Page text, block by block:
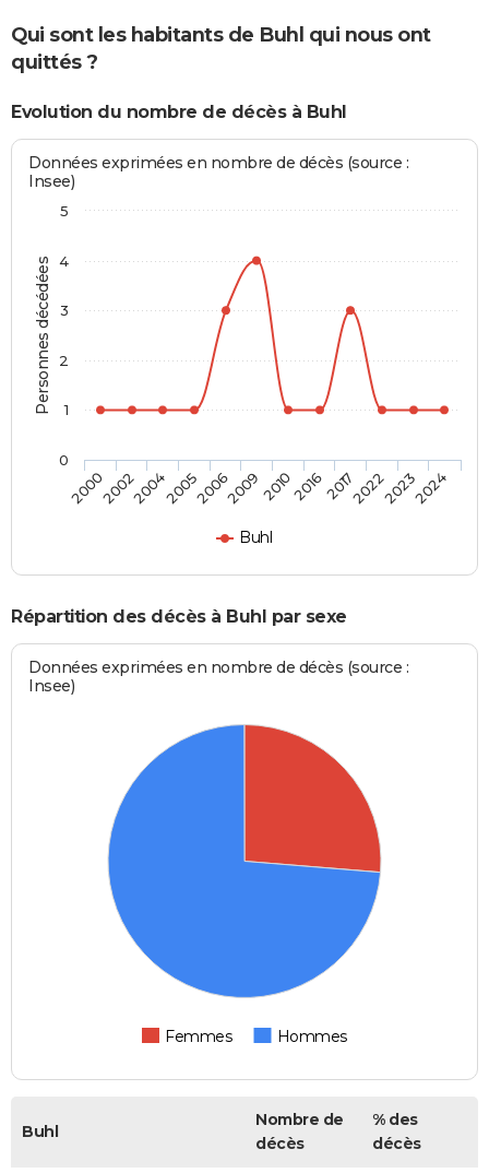
Qui sont les habitants de Buhl qui nous ont
quittés ?
Evolution du nombre de décès à Buhl
Personnes décédées
Données exprimées en nombre de décès (source :
Insee)
Buhl
200020022004200520062009201020162017202220232024
0
1
2
3
4
5
Répartition des décès à Buhl par sexe
Données exprimées en nombre de décès (source :
Insee)
Femmes Hommes
Buhl
Nombre de
décès
% des
décès